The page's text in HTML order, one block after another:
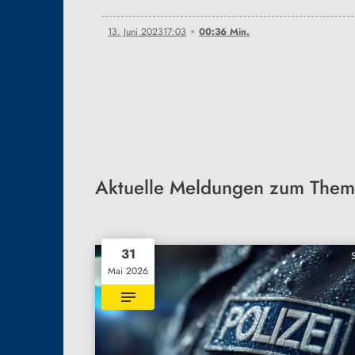
13. Juni 202317:03 00:36 Min.
Aktuelle Meldungen zum
31
Mai 2026